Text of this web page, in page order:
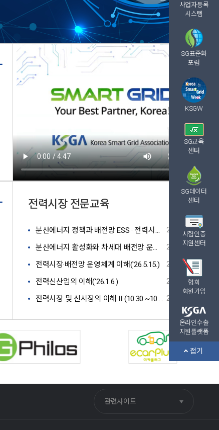
사업자등록
시스템
SG표준화
포럼
KSGW
SG교육
센터
SG데이터
센터
시험인증
지원센터
협회
회원가입
온라인수출
지원플랫폼
접기
전력시장 전문교육
분산에너지 정책과 배전망 ESS · 전력시장 제도 이해('26.8.7.) 26.07.08
분산에너지 활성화와 차세대 배전망 운영체계 이해('26.6.19.) 26.05.19
전력시장·배전망 운영체계 이해('26.5.15.) 26.04.10
전력신산업의 이해('26.1.6.) 25.12.18
전력시장 및 신시장의 이해Ⅱ(10.30.~10.31.) 25.08.18
관련사이트